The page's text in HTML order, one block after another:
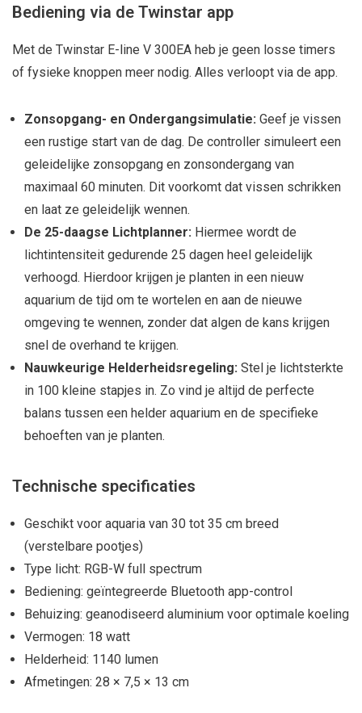
Bediening via de Twinstar app
Met de Twinstar E-line V 300EA heb je geen losse timers
of fysieke knoppen meer nodig. Alles verloopt via de app.
Zonsopgang- en Ondergangsimulatie: Geef je vissen
een rustige start van de dag. De controller simuleert een
geleidelijke zonsopgang en zonsondergang van
maximaal 60 minuten. Dit voorkomt dat vissen schrikken
en laat ze geleidelijk wennen.
De 25-daagse Lichtplanner: Hiermee wordt de
lichtintensiteit gedurende 25 dagen heel geleidelijk
verhoogd. Hierdoor krijgen je planten in een nieuw
aquarium de tijd om te wortelen en aan de nieuwe
omgeving te wennen, zonder dat algen de kans krijgen
snel de overhand te krijgen.
Nauwkeurige Helderheidsregeling: Stel je lichtsterkte
in 100 kleine stapjes in. Zo vind je altijd de perfecte
balans tussen een helder aquarium en de specifieke
behoeften van je planten.
Technische specificaties
Geschikt voor aquaria van 30 tot 35 cm breed
(verstelbare pootjes)
Type licht: RGB-W full spectrum
Bediening: geïntegreerde Bluetooth app-control
Behuizing: geanodiseerd aluminium voor optimale koeling
Vermogen: 18 watt
Helderheid: 1140 lumen
Afmetingen: 28 × 7,5 × 13 cm